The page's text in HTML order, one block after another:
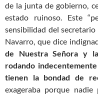
de la junta de gobierno,
estado ruinoso. Este
sensibilidad del
Navarro, que dice
de Nuestra Señora y
rodando
tienen la bondad de
exageraba porque